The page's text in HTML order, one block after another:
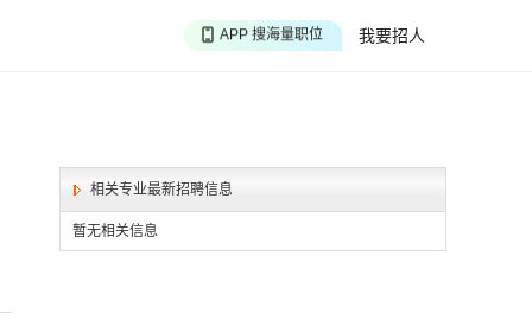
我要招人
APP 聊投递进度
相关专业最新招聘信息
暂无相关信息